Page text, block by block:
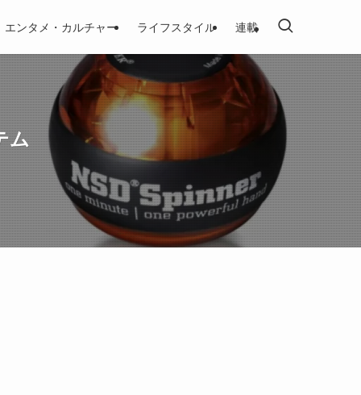
エンタメ・カルチャー ライフスタイル 連載
ム